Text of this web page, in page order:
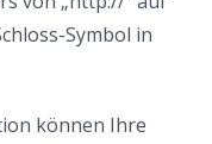
Symbol in
können Ihre